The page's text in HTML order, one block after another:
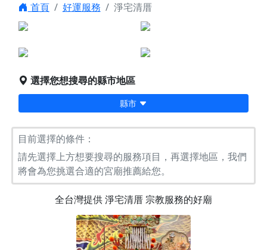
首頁 好運服務
淨宅清厝
點燈服務
堪輿/風水
選擇您想搜尋的縣市地區
縣市
目前選擇的條件：
請先選擇上方想要搜尋的服務項目，再選擇地區，我們
將會為您挑選合適的宮廟推薦給您。
全台灣提供淨宅清厝宗教服務的好廟